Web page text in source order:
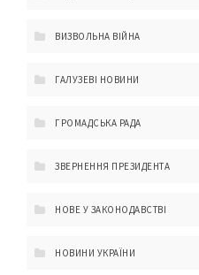
ВИЗВОЛЬНА ВІЙНА
ГАЛУЗЕВІ НОВИНИ
ГРОМАДСЬКА РАДА
ЗВЕРНЕННЯ ПРЕЗИДЕНТА
НОВЕ У ЗАКОНОДАВСТВІ
НОВИНИ УКРАЇНИ